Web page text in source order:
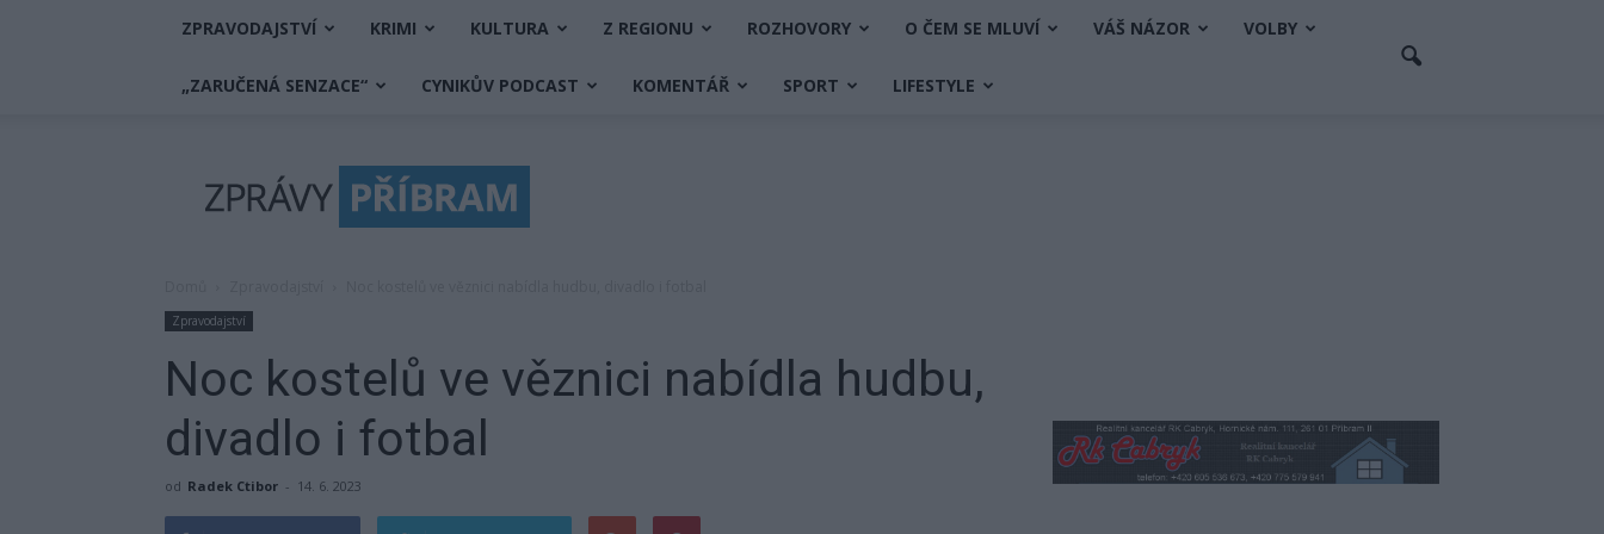
ZPRAVODAJSTVÍ KRIMI KULTURA Z REGIONU ROZHOVORY O ČEM SE MLUVÍ VÁŠ NÁZOR VOLBY
„ZARUČENÁ SENZACE“ CYNIKŮV PODCAST KOMENTÁŘ SPORT LIFESTYLE
Příbram
Zpravodajství
Noc kostelů ve věznici nabídla hudbu,
divadlo i fotbal
od Radek Ctibor - 14. 6. 2023